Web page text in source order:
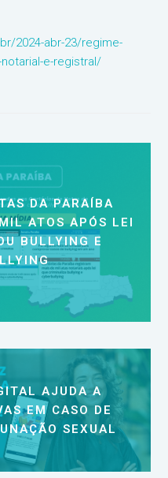
2024-abr-23/regime-
e-registral/
DA PARAÍBA
ATOS APÓS LEI
BULLYING E
AJUDA A
EM CASO DE
SEXUAL